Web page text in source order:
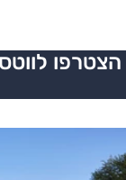
הצטרפו